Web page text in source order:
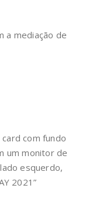
a mediação de
com fundo
um monitor de
esquerdo,
2021”